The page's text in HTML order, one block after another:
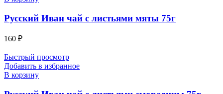
Русский Иван чай с листьями мяты 75г
160 ₽
Быстрый просмотр
Добавить в избранное
В корзину